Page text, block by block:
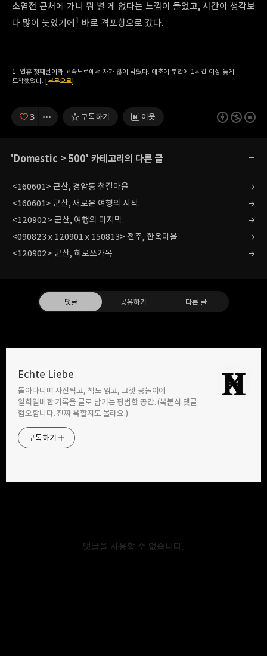
소염전 근처에 가니 뭐 별 게 없다는 느낌이 들었고, 시간이 생각보
다 많이 늦었기에1 바로 격포항으로 갔다.
연휴 첫째날이라 고속도로에서 차가 많이 막혔다. 애초에 부안에 1시간 이상 늦게
도착했었다. [본문으로]
3 구독하기 이웃
' Domestic > 500' 카테고리의 다른 글
<160601> 군산, 경암동 철길마을
<160601> 군산, 새로운 여행의 시작.
<120902> 군산, 여행의 마지막.
<090823 x 120901 x 150813> 전주, 한옥마을
<120902> 군산, 히로쓰가옥
댓글 공유하기 다른 글
Echte Liebe
돌아다니며 사진찍고, 책도 읽고, 그깟 공놀이에
일희일비한 기록을 글로 남기는 평범한 공간. (복붙식 댓글
혐오합니다. 진짜 욕할지도 몰라요.)
구독하기
댓글을 사용할 수 없습니다.
구독하기 카카오톡 라인
전에는 군산역에서 철길마을로 갔기에 아파트 쪽에서부터 걷기